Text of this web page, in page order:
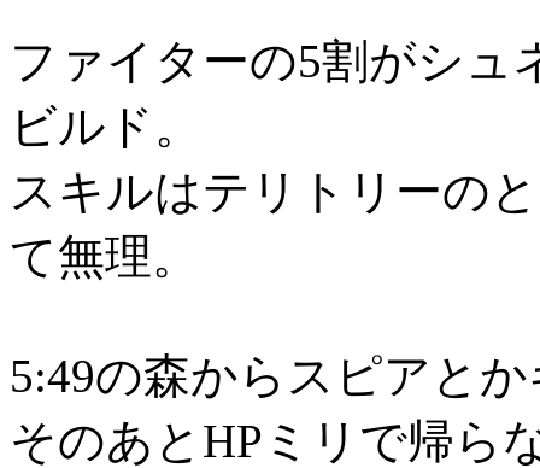
ファイターの5割がシュ
ビルド。
スキルはテリトリーの
て無理。
5:49の森からスピアと
そのあとHPミリで帰ら